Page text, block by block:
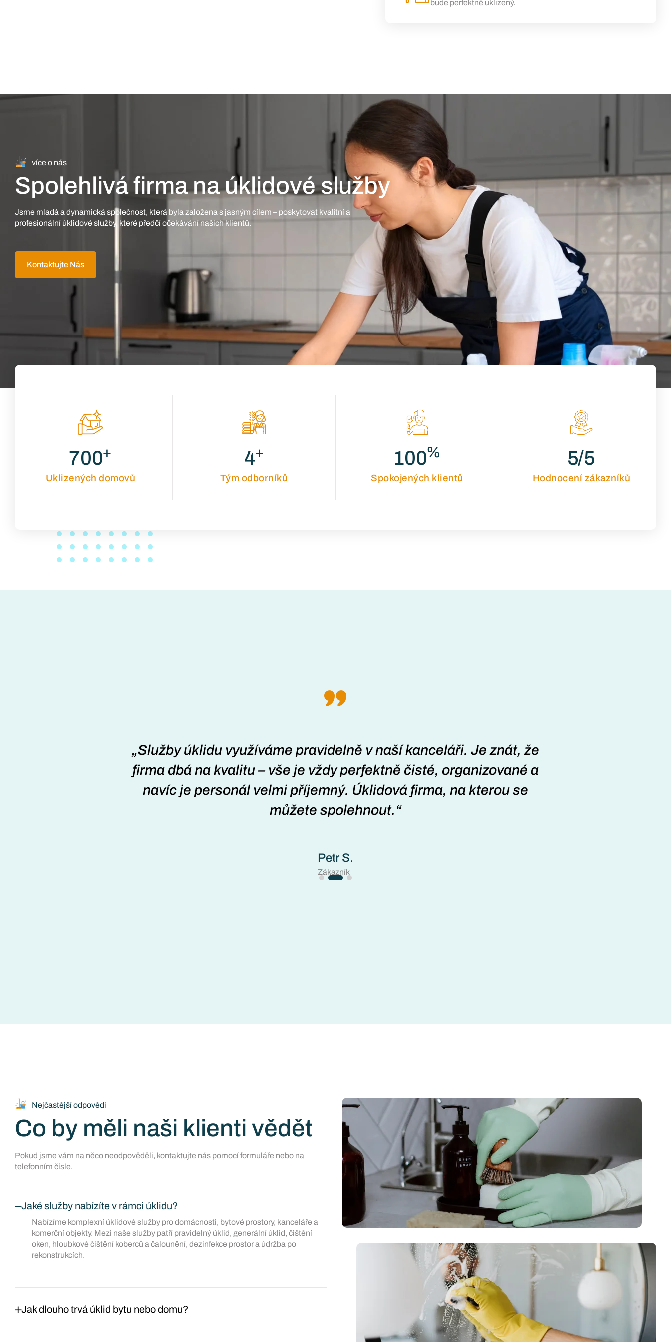
bude perfektně uklizený.
Spolehlivá firma na úklidové služby
více o nás
Jsme mladá a dynamická společnost, která byla založena s jasným cílem – poskytovat kvalitní a
profesionální úklidové služby, které předčí očekávání našich klientů.
Kontaktujte Nás
Uklizených domovů
700+
Tým odborníků
4+
Spokojených klientů
100%
Hodnocení zákazníků
5/5
„Služby úklidu využíváme pravidelně v naší kanceláři. Je znát, že
firma dbá na kvalitu – vše je vždy perfektně čisté, organizované a
navíc je personál velmi příjemný. Úklidová firma, na kterou se
můžete spolehnout.“
Petr S.
Zákazník
Co by měli naši klienti vědět
Nejčastější odpovědi
Pokud jsme vám na něco neodpověděli, kontaktujte nás pomocí formuláře nebo na
telefonním čísle.
Jaké služby nabízíte v rámci úklidu?
Nabízíme komplexní úklidové služby pro domácnosti, bytové prostory, kanceláře a
komerční objekty. Mezi naše služby patří pravidelný úklid, generální úklid, čištění
oken, hloubkové čištění koberců a čalounění, dezinfekce prostor a údržba po
rekonstrukcích.
Jak dlouho trvá úklid bytu nebo domu?